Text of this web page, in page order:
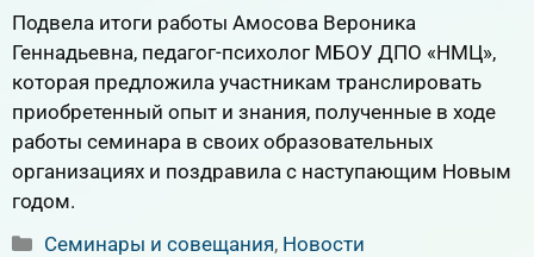
Подвела итоги работы Амосова Вероника
Геннадьевна, педагог-психолог МБОУ ДПО «НМЦ»,
которая предложила участникам транслировать
приобретенный опыт и знания, полученные в ходе
работы семинара в своих образовательных
организациях и поздравила с наступающим Новым
годом.
Рубрики
Семинары и совещания, Новости